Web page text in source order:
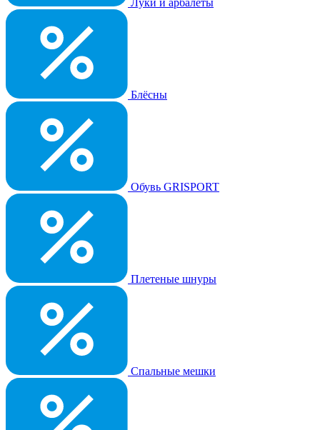
Луки и арбалеты
Блёсны
Обувь GRISPORT
Плетеные шнуры
Спальные мешки